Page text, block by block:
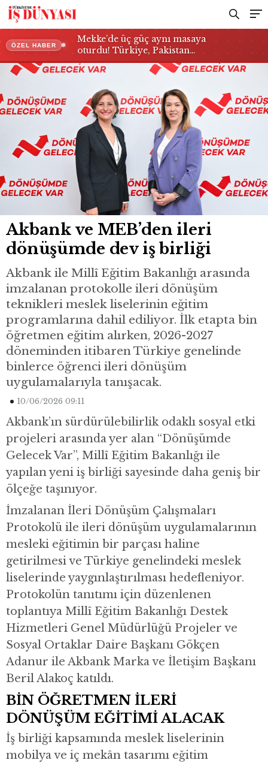
ÖZEL HABER
Mekke’de üç güç aynı masaya
oturdu! Türkiye, Pakistan…
Akbank ve MEB’den ileri
dönüşümde dev iş birliği
Akbank ile Millî Eğitim Bakanlığı arasında
imzalanan protokolle ileri dönüşüm
teknikleri meslek liselerinin eğitim
programlarına dahil ediliyor. İlk etapta bin
öğretmen eğitim alırken, 2026-2027
döneminden itibaren Türkiye genelinde
binlerce öğrenci ileri dönüşüm
uygulamalarıyla tanışacak.
10/06/2026 09:11
Akbank’ın sürdürülebilirlik odaklı sosyal etki
projeleri arasında yer alan “Dönüşümde
Gelecek Var”, Millî Eğitim Bakanlığı ile
yapılan yeni iş birliği sayesinde daha geniş bir
ölçeğe taşınıyor.
İmzalanan İleri Dönüşüm Çalışmaları
Protokolü ile ileri dönüşüm uygulamalarının
mesleki eğitimin bir parçası haline
getirilmesi ve Türkiye genelindeki meslek
liselerinde yaygınlaştırılması hedefleniyor.
Protokolün tanıtımı için düzenlenen
toplantıya Millî Eğitim Bakanlığı Destek
Hizmetleri Genel Müdürlüğü Projeler ve
Sosyal Ortaklar Daire Başkanı Gökçen
Adanur ile Akbank Marka ve İletişim Başkanı
Beril Alakoç katıldı.
BİN ÖĞRETMEN İLERİ
DÖNÜŞÜM EĞİTİMİ ALACAK
İş birliği kapsamında meslek liselerinin
mobilya ve iç mekân tasarımı eğitim